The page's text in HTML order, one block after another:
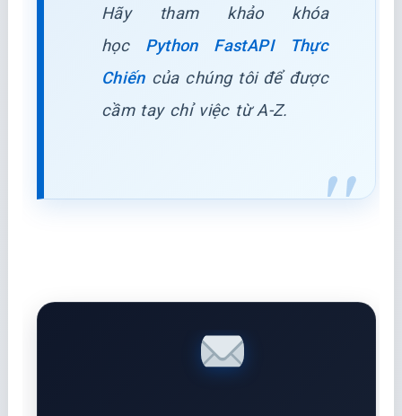
Hãy tham khảo khóa
học
Python FastAPI Thực
Chiến của chúng tôi để được
cầm tay chỉ việc từ A-Z.